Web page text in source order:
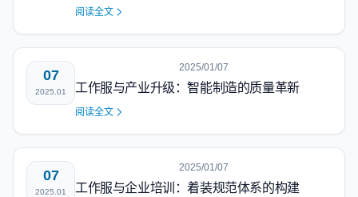
阅读全文
07
2025.01
2025/01/07
工作服与产业升级：智能制造的质量革新
阅读全文
07
2025.01
2025/01/07
工作服与企业培训：着装规范体系的构建